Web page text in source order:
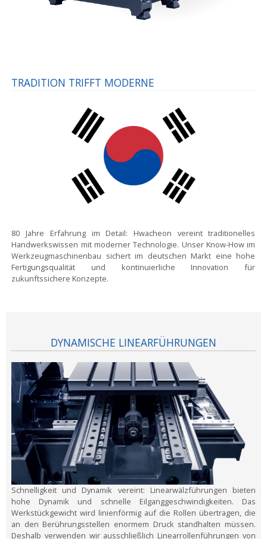
TRADITION TRIFFT MODERNE
80 Jahre Erfahrung im Detail: Hwacheon vereint traditionelles
Handwerkswissen mit moderner Technologie. Unser Know-How im
Werkzeugmaschinenbau sichert im deutschen Markt eine hohe
Fertigungsqualität und kontinuierliche Innovation für
zukunftssichere Konzepte.
DYNAMISCHE LINEARFÜHRUNGEN
Schnelligkeit und Dynamik vereint: Linearwälzführungen bieten
hohe Dynamik und schnelle Eilganggeschwindigkeiten. Das
Werkstückgewicht wird linienförmig auf die Rollen übertragen, die
an den Berührungsstellen enormem Druck standhalten müssen.
Deshalb verwenden wir ausschließlich Linearrollenführungen von